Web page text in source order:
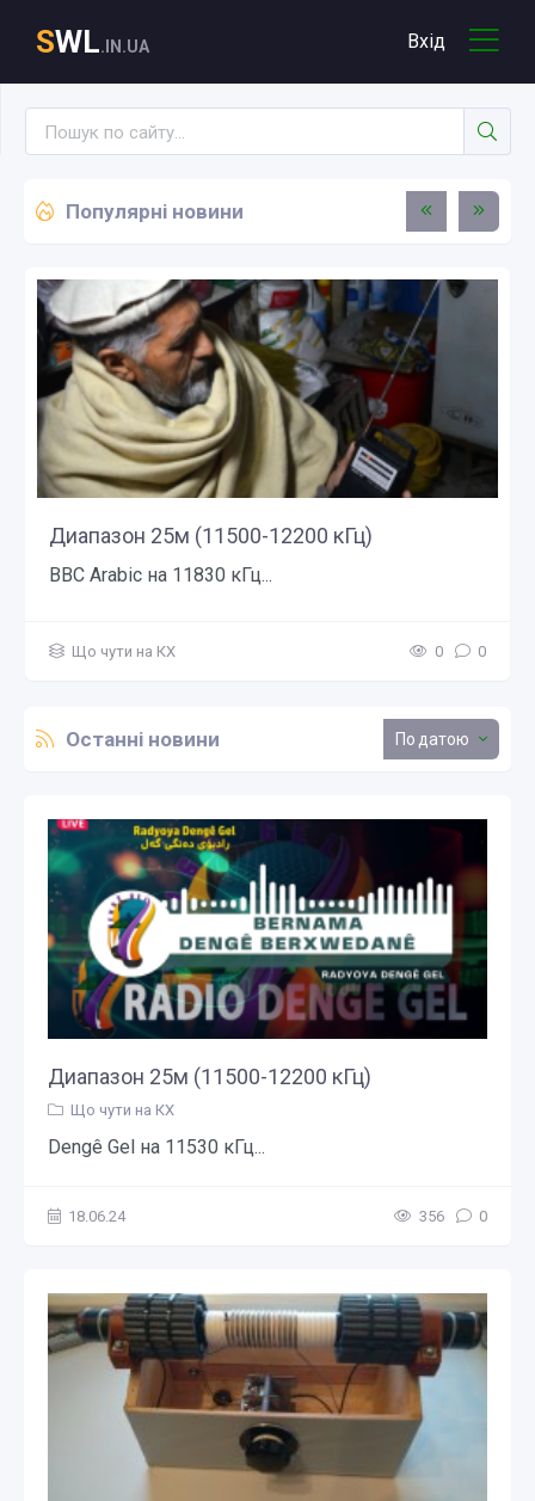
SWL.IN.UA Вхід
Популярні новини
Диапазон 25м (11500-12200 кГц)
BBC Arabiс на 11830 кГц...
Що чути на КХ 0 0
Останні новини датою
Диапазон 25м (11500-12200 кГц)
Що чути на КХ
Dengê Gel на 11530 кГц...
18.06.24 356 0